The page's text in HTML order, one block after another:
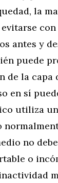
la
con
antes y
puede
de la capa
en sí
utiliza
no
o